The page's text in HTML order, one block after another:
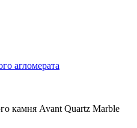
агломерата
камня Avant Quartz Marble